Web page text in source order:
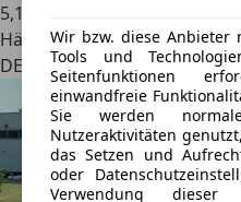
Wir bzw. diese Anbieter
Tools und
Seitenfunktionen
einwandfreie
Sie werden
Nutzeraktivitäten
das Setzen und
oder
Verwendung
5,1 l/100 km (komb.)
Händler
DE 14558